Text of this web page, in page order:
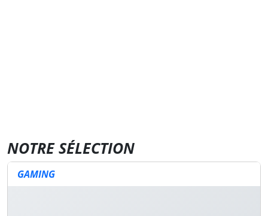
NOTRE SÉLECTION
GAMING